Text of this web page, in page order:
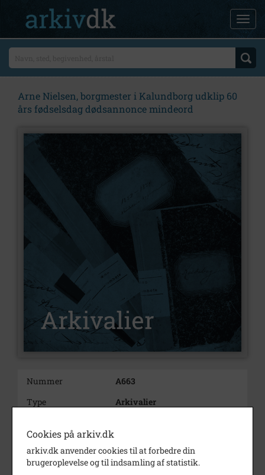
Arne Nielsen, borgmester i Kalundborg udklip 60
års fødselsdag dødsannonce mindeord
Nummer
A663
Type
Arkivalier
Beskrivelse
Arne Nielsen
Årby & Kalundborg
Cookies på arkiv.dk
arkiv.dk anvender cookies til at forbedre din
brugeroplevelse og til indsamling af statistik.